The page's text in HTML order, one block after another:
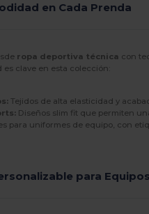
en Cada Prenda
ropa deportiva técnica con
clave en esta colección:
Tejidos de alta elasticidad y
Diseños slim fit que permiten
para uniformes de equipo, con
para Equipos